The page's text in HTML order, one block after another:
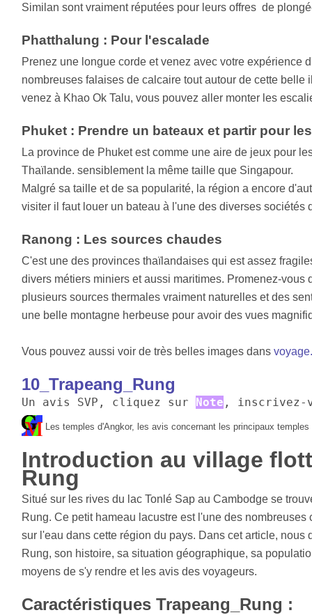
Similan sont vraiment réputées pour leurs offres de
Phatthalung : Pour l'escalade
Prenez une longue corde et venez avec votre expérience
nombreuses falaises de calcaire tout autour de cette
venez à Khao Ok Talu, vous pouvez aller monter les
Phuket : Prendre un bateaux et partir pour
La province de Phuket est comme une aire de jeux pour
Thaïlande. sensiblement la même taille que Singapour.
Malgré sa taille et de sa popularité, la région a encore
visiter il faut louer un bateau à l'une des diverses sociétés
Ranong : Les sources chaudes
C'est une des provinces thaïlandaises qui est assez
divers métiers miniers et aussi maritimes. Promenez-
plusieurs sources thermales vraiment naturelles et des
une belle montagne herbeuse pour avoir des vues
Vous pouvez aussi voir de très belles images dans
10_Trapeang_Rung
Un avis SVP, cliquez sur Note , inscrivez-
Les temples d'Angkor, les avis concernant les principaux
Introduction au village
Rung
Situé sur les rives du lac Tonlé Sap au Cambodge se
Rung. Ce petit hameau lacustre est l'une des
sur l'eau dans cette région du pays. Dans cet article,
Rung, son histoire, sa situation géographique, sa
moyens de s'y rendre et les avis des voyageurs.
Caractéristiques Trapeang_Rung :